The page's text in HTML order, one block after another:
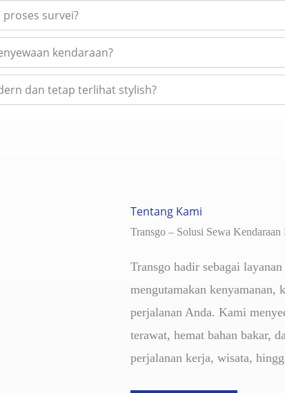
survei?
kendaraan?
dan tetap terlihat stylish?
Tentang Kami
Transgo – Solusi Sewa
Transgo hadir sebagai
mengutamakan kenyamanan,
perjalanan Anda. Kami
terawat, hemat bahan bakar,
perjalanan kerja, wisata,